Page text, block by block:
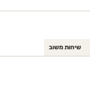
שיחות משוב